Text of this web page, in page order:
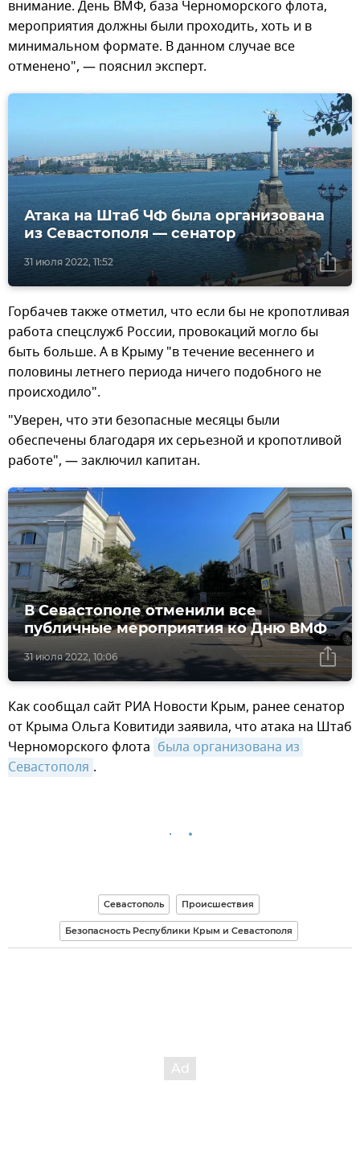
внимание. День ВМФ, база Черноморского флота,
мероприятия должны были проходить, хоть и в
минимальном формате. В данном случае все
отменено", — пояснил эксперт.
31 июля 2022, 11:52
Атака на Штаб ЧФ была организована
из Севастополя — сенатор
Горбачев также отметил, что если бы не кропотливая
работа спецслужб России, провокаций могло бы
быть больше. А в Крыму "в течение весеннего и
половины летнего периода ничего подобного не
происходило".
"Уверен, что эти безопасные месяцы были
обеспечены благодаря их серьезной и кропотливой
работе", — заключил капитан.
31 июля 2022, 10:06
В Севастополе отменили все
публичные мероприятия ко Дню ВМФ
Как сообщал сайт РИА Новости Крым, ранее сенатор
от Крыма Ольга Ковитиди заявила, что атака на Штаб
Черноморского флота была организована из
Севастополя .
Севастополь Происшествия
Безопасность Республики Крым и Севастополя